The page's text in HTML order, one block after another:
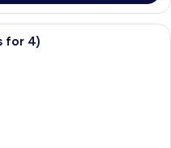
modernes Wohnzimmer mit
for 4)